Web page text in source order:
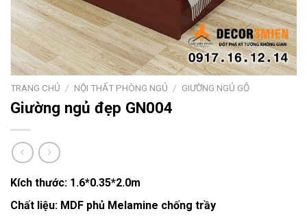
TRANG CHỦ / NỘI THẤT PHÒNG NGỦ / GIƯỜNG NGỦ GỖ
Giường ngủ đẹp GN004
Kích thước: 1.6*0.35*2.0m
Chất liệu: MDF phủ Melamine chống trầy